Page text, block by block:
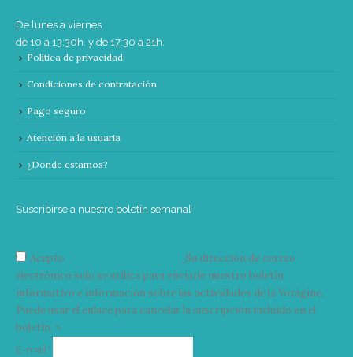
De lunes a viernes
de 10 a 13:30h. y de 17:30 a 21h.
Política de privacidad
Condiciones de contratación
Pago seguro
Atención a la usuaria
¿Donde estamos?
Suscribirse a nuestro boletín semanal
Acepto
Su dirección de correo
electrónico solo se utiliza para enviarle nuestro boletín
informativo e información sobre las actividades de la Vorágine.
Puede usar el enlace para cancelar la suscripción incluido en el
boletín. >
E-mail*